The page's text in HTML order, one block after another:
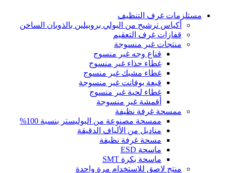
مستلزمات غرف التنظيف
أكياس ترشيح من البولي بروبيلين بالذوبان الساخن
قفازات غرف التعقيم
منتجات غير منسوجة
قناع وجه غير منسوج
غطاء حذاء غير منسوج
غطاء مشبك غير منسوج
قبعة بوفانت غير منسوجة
غطاء لحية غير منسوج
أقمشة غير منسوجة
ممسحة غرفة نظيفة
ممسحة مصنوعة من البوليستر بنسبة 100%
مناديل من الألياف الدقيقة
مسحة غرفة نظيفة
ماسحة ESD
ماسحة بكرة SMT
منتج لاصق للاستخدام مرة واحدة